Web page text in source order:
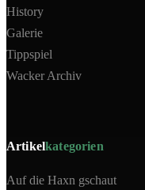
History
Galerie
Tippspiel
Wacker Archiv
Artikelkategorien
Auf die Haxn gschaut